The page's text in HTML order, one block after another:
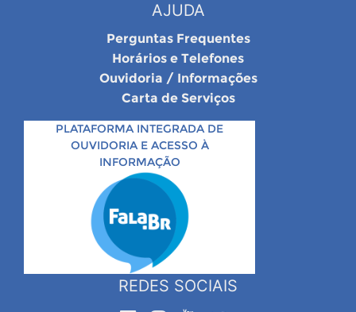
AJUDA
Perguntas Frequentes
Horários e Telefones
Ouvidoria / Informações
Carta de Serviços
PLATAFORMA INTEGRADA DE
OUVIDORIA E ACESSO À
INFORMAÇÃO
REDES SOCIAIS